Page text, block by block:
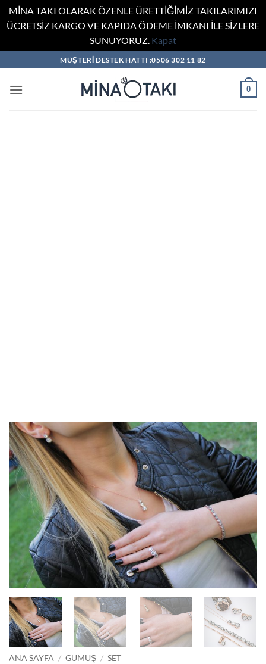
MİNA TAKI OLARAK ÖZENLE ÜRETTİĞİMİZ TAKILARIMIZI
ÜCRETSİZ KARGO VE KAPIDA ÖDEME İMKANI İLE SİZLERE
SUNUYORUZ. Kapat
atla
MÜŞTERİ DESTEK HATTI :0506 302 11 82
0
ANA SAYFA / GÜMÜŞ / SET